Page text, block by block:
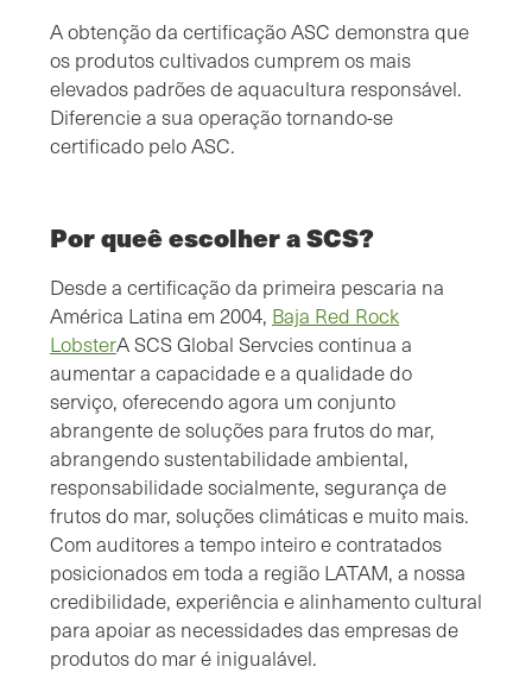
A obtenção da certificação ASC demonstra que
os produtos cultivados cumprem os mais
elevados padrões de aquacultura responsável.
Diferencie a sua operação tornando-se
certificado pelo ASC.
Por queê escolher a SCS?
Desde a certificação da primeira pescaria na
América Latina em 2004, Baja Red Rock
LobsterA SCS Global Servcies continua a
aumentar a capacidade e a qualidade do
serviço, oferecendo agora um conjunto
abrangente de soluções para frutos do mar,
abrangendo sustentabilidade ambiental,
responsabilidade socialmente, segurança de
frutos do mar, soluções climáticas e muito mais.
Com auditores a tempo inteiro e contratados
posicionados em toda a região LATAM, a nossa
credibilidade, experiência e alinhamento cultural
para apoiar as necessidades das empresas de
produtos do mar é inigualável.